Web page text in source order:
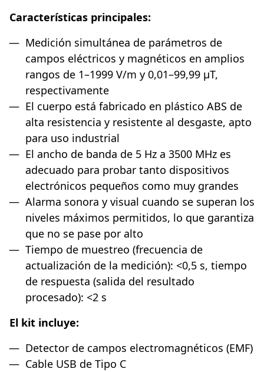
Características principales:
Medición simultánea de parámetros de
campos eléctricos y magnéticos en amplios
rangos de 1–1999 V/m y 0,01–99,99 µT,
respectivamente
El cuerpo está fabricado en plástico ABS de
alta resistencia y resistente al desgaste, apto
para uso industrial
El ancho de banda de 5 Hz a 3500 MHz es
adecuado para probar tanto dispositivos
electrónicos pequeños como muy grandes
Alarma sonora y visual cuando se superan los
niveles máximos permitidos, lo que garantiza
que no se pase por alto
Tiempo de muestreo (frecuencia de
actualización de la medición): <0,5 s, tiempo
de respuesta (salida del resultado
procesado): <2 s
El kit incluye:
Detector de campos electromagnéticos (EMF)
Cable USB de Tipo C